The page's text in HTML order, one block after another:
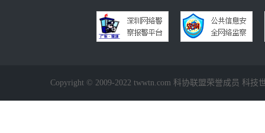
Copyright © 2009-2022 twwtn.com 科协联盟荣誉成员 科